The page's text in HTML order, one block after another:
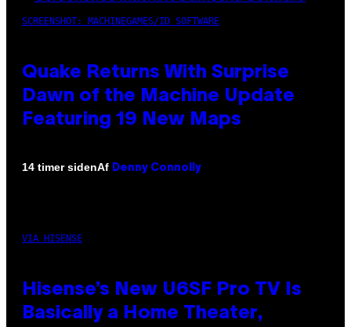
SCREENSHOT: MACHINEGAMES/ID SOFTWARE
Quake Returns With Surprise
Dawn of the Machine Update
Featuring 19 New Maps
14 timer sidenAf Denny Connolly
VIA HISENSE
Hisense’s New U6SF Pro TV Is
Basically a Home Theater,